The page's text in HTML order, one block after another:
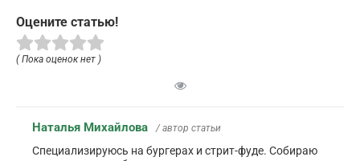
Оцените статью!
( Пока оценок нет )
Наталья Михайлова / автор статьи
Специализируюсь на бургерах и стрит-фуде. Собираю